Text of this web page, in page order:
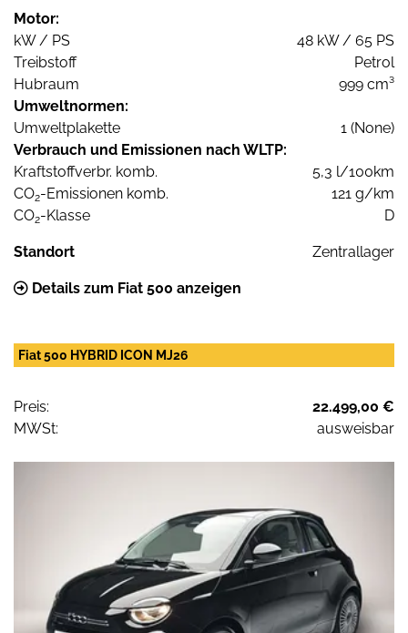
Motor:
kW / PS
48 kW / 65 PS
Treibstoff
Petrol
Hubraum
999 cm³
Umweltnormen:
Umweltplakette
1 (None)
Verbrauch und Emissionen nach WLTP:
Kraftstoffverbr. komb.
5,3 l/100km
CO2-Emissionen komb.
121 g/km
CO2-Klasse D
Standort Zentrallager
Details zum Fiat 500 anzeigen
Fiat 500 HYBRID ICON MJ26
Preis:
22.499,00 €
MWSt:
ausweisbar